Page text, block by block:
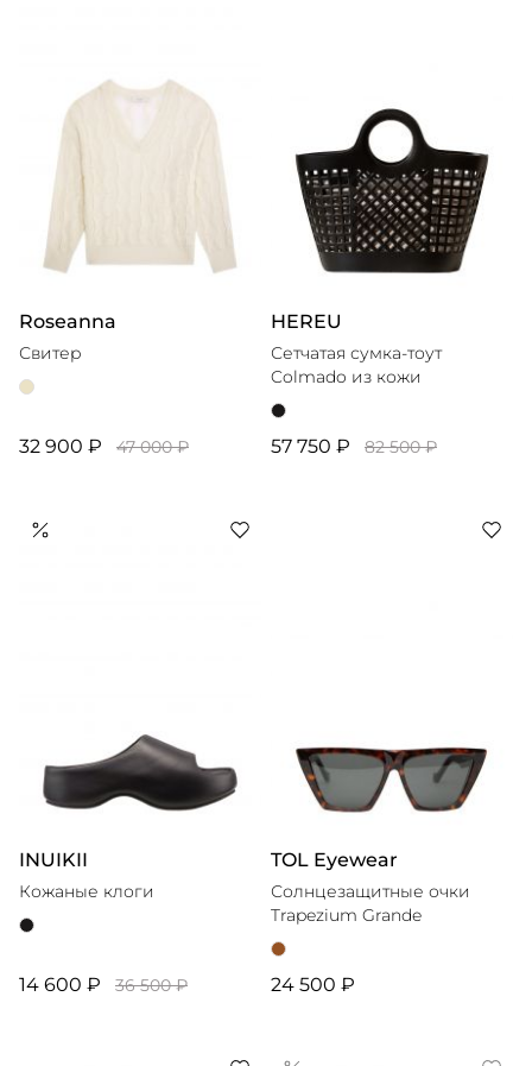
Roseanna
Свитер
32 900 ₽ 47 000 ₽
HEREU
Сетчатая сумка-тоут
Colmado из кожи
57 750 ₽ 82 500 ₽
INUIKII
Кожаные клоги
14 600 ₽ 36 500 ₽
TOL Eyewear
Солнцезащитные очки
Trapezium Grande
24 500 ₽